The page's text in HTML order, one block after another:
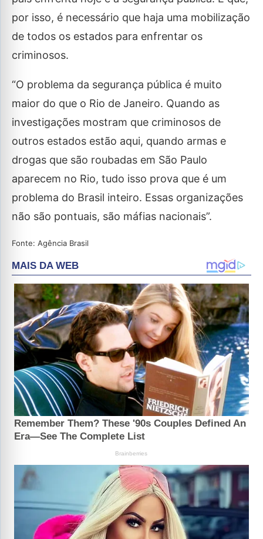
por isso, é necessário que haja uma mobilização
de todos os estados para enfrentar os
criminosos.
“O problema da segurança pública é muito
maior do que o Rio de Janeiro. Quando as
investigações mostram que criminosos de
outros estados estão aqui, quando armas e
drogas que são roubadas em São Paulo
aparecem no Rio, tudo isso prova que é um
problema do Brasil inteiro. Essas organizações
não são pontuais, são máfias nacionais”.
Fonte: Agência Brasil